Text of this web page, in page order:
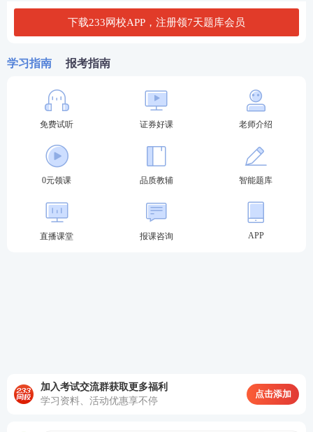
(题库界面如上所示）
证券从业题库包含科目有：金融基础知识、证券法律
法规、证券投资顾问
不仅如此！233网校APP还包含各类精品资料，强推以
下三类！考前你一定离不开“它”。
第一种：证券从业学习资料包。
学习计划、
案例、思维导图、模考试卷、历年
真题、易混淆考点、必背100句、数字考点等等，总
下载233网校APP，注册领7天题库会员
学习指南 报考指南
免费试听 证券好课 老师介绍
0元领课 品质教辅 智能题库
直播课堂 报课咨询 APP
加入考试交流群获取更多福利
学习资料、活动优惠享不停
点击添加